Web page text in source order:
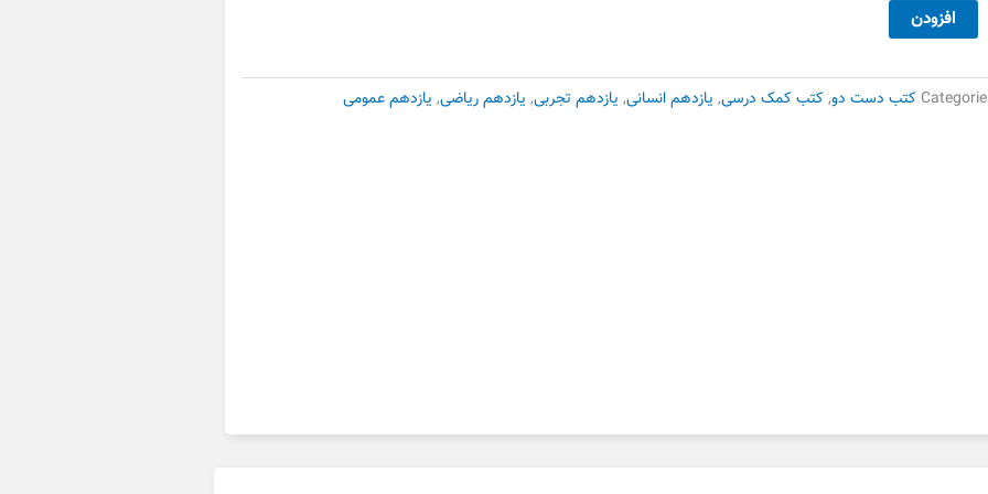
فارسی
جامع
افزودن
کتب دست دو, کتب کمک درسی, یازدهم انسانی, یازدهم تجربی, یازدهم ریاضی, یازدهم عمومی